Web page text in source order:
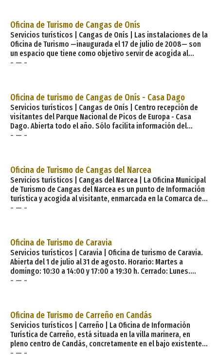
localidades del principado. Así, en Covadonga
Oficina de Turismo de Cangas de Onís
Servicios turísticos | Cangas de Onís | Las instalaciones de la
Oficina de Turismo —inaugurada el 17 de julio de 2008— son
un espacio que tiene como objetivo servir de acogida al
visitante, facilitando información turística, y servir de centro
de información Turística: Ho
- — -
Oficina de turismo de Cangas de Onís - Casa Dago
Servicios turísticos | Cangas de Onís | Centro recepción de
visitantes del Parque Nacional de Picos de Europa - Casa
Dago. Abierta todo el año. Sólo facilita información del
Parque Nacional de Picos de Europa. Casa de la viuda de José
palaciega situada en la localidad
- — -
Oficina de Turismo de Cangas del Narcea
Servicios turísticos | Cangas del Narcea | La Oficina Municipal
de Turismo de Cangas del Narcea es un punto de Información
turística y acogida al visitante, enmarcada en la Comarca de
Fuentes del Narcea. Como tal, presta de manera gratuita los
turísticas, espectáculos y eventos cult
- — -
Oficina de Turismo de Caravia
Servicios turísticos | Caravia | Oficina de turismo de Caravia.
Abierta del 1 de julio al 31 de agosto. Horario: Martes a
domingo: 10:30 a 14:00 y 17:00 a 19:30 h. Cerrado: Lunes.
Distancias kilométricas: Oviedo: 68 Km. Gijón: 58 Km.
centro-oriental asturiana ocupando una superficie de 81 K
- — -
Oficina de Turismo de Carreño en Candás
Servicios turísticos | Carreño | La Oficina de Información
Turística de Carreño, está situada en la villa marinera, en
pleno centro de Candás, concretamente en el bajo existente
en la Plaza de La Baragaña. Nuestra Oficina de Información
- — -